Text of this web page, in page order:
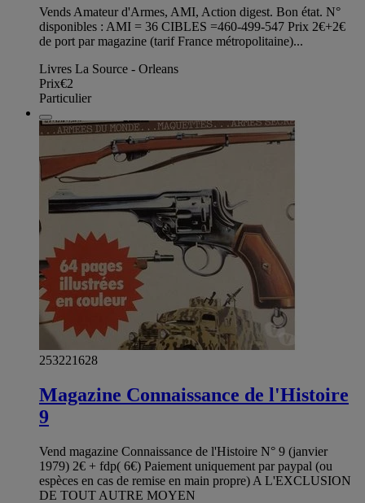
Vends Amateur d'Armes, AMI, Action digest. Bon état. N°
disponibles : AMI = 36 CIBLES =460-499-547 Prix 2€+2€
de port par magazine (tarif France métropolitaine)...
Livres La Source - Orleans
Prix€2
Particulier
253221628
Magazine Connaissance de l'Histoire
9
Vend magazine Connaissance de l'Histoire N° 9 (janvier
1979) 2€ + fdp( 6€) Paiement uniquement par paypal (ou
espèces en cas de remise en main propre) A L'EXCLUSION
DE TOUT AUTRE MOYEN